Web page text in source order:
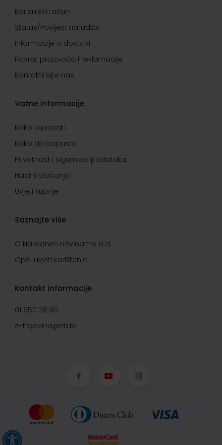
Korisnički račun
Status/Povijest narudžbi
Informacije o dostavi
Povrat proizvoda i reklamacije
Kontaktirajte nas
Važne informacije
Kako kupovati
Kako do popusta
Privatnost i sigurnost podataka
Načini plaćanja
Uvjeti kupnje
Saznajte više
O Narodnim novinama d.d.
Opći uvjeti korištenja
Kontakt informacije
01 650 28 80
e-trgovina@nn.hr